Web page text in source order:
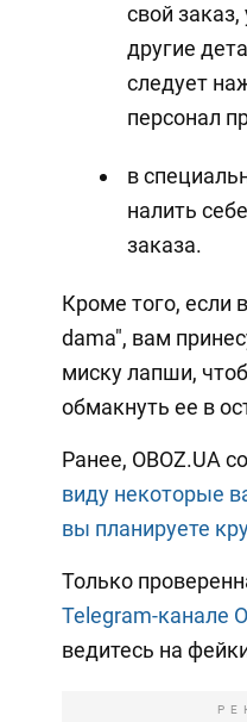
свой заказ,
другие
следует
персонал
в
налить
заказа.
Кроме того, если
dama", вам
миску лапши,
обмакнуть ее в
Ранее, OBOZ.UA
виду некоторые
вы планируете
Только
Telegram-канале
ведитесь на